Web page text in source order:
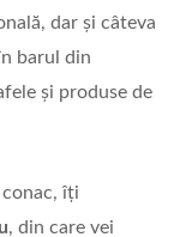
dar și câteva
barul din
și produse de
conac, îți
, din care vei